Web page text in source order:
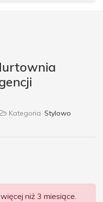
Kategoria Stylowo
niż 3 miesiące.